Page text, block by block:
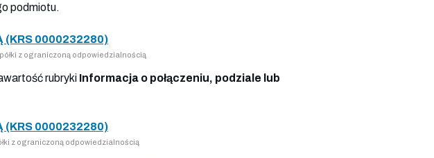
podmiotu.
(KRS 0000232280)
z ograniczoną odpowiedzialnością
rubryki Informacja o połączeniu, podziale lub
(KRS 0000232280)
z ograniczoną odpowiedzialnością